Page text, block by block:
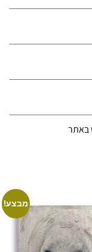
באתר
מבצע!